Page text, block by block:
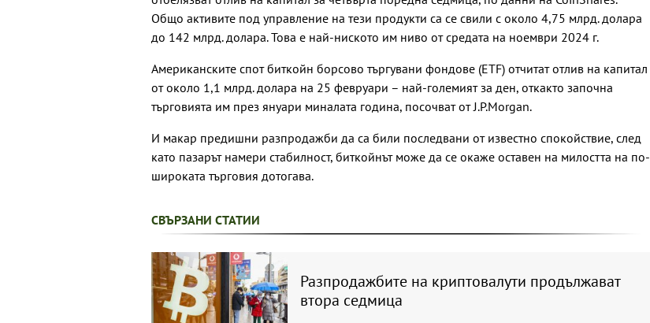
Общо активите под управление на тези продукти са се свили с около 4,75 млрд. долара
до 142 млрд. долара. Това е най-ниското им ниво от средата на ноември 2024 г.
Американските спот биткойн борсово търгувани фондове (ETF) отчитат отлив на капитал
от около 1,1 млрд. долара на 25 февруари – най-големият за ден, откакто започна
търговията им през януари миналата година, посочват от J.P.Morgan.
И макар предишни разпродажби да са били последвани от известно спокойствие, след
като пазарът намери стабилност, биткойнът може да се окаже оставен на милостта на по-
широката търговия дотогава.
СВЪРЗАНИ СТАТИИ
Разпродажбите на криптовалути продължават
втора седмица